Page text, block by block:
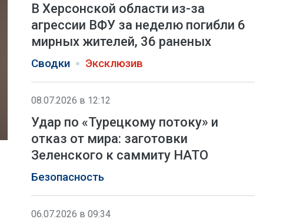
В Херсонской области из-за
агрессии ВФУ за неделю погибли 6
мирных жителей, 36 раненых
Сводки Эксклюзив
08.07.2026 в 12:12
Удар по «Турецкому потоку» и
отказ от мира: заготовки
Зеленского к саммиту НАТО
Безопасность
06.07.2026 в 09:34